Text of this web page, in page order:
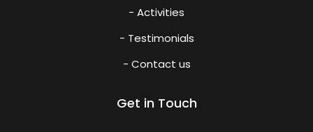
- Activities
- Testimonials
- Contact us
Get in Touch